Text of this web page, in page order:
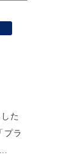
た
プラ